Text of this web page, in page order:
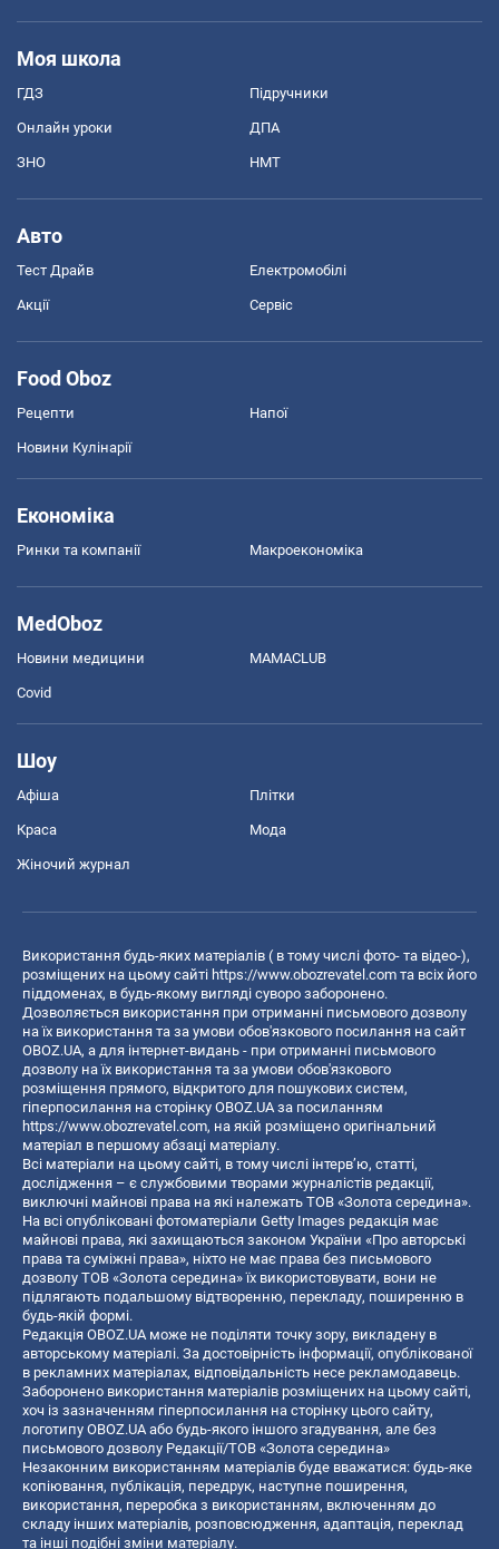
Моя школа
ГДЗ Підручники
Онлайн уроки ДПА
ЗНО НМТ
Авто
Тест Драйв Електромобілі
Акції Сервіс
Food Oboz
Рецепти Напої
Новини Кулінарії
Економіка
Ринки та компанії Макроекономіка
MedOboz
Новини медицини MAMACLUB
Covid
Шоу
Афіша Плітки
Краса Мода
Жіночий журнал
Використання будь-яких матеріалів ( в тому числі фото- та відео-),
розміщених на цьому сайті https://www.obozrevatel.com та всіх його
піддоменах, в будь-якому вигляді суворо заборонено.
Дозволяється використання при отриманні письмового дозволу
на їх використання та за умови обов'язкового посилання на сайт
OBOZ.UA, а для інтернет-видань - при отриманні письмового
дозволу на їх використання та за умови обов'язкового
розміщення прямого, відкритого для пошукових систем,
гіперпосилання на сторінку OBOZ.UA за посиланням
https://www.obozrevatel.com, на якій розміщено оригінальний
матеріал в першому абзаці матеріалу.
Всі матеріали на цьому сайті, в тому числі інтерв’ю, статті,
дослідження – є службовими творами журналістів редакції,
виключні майнові права на які належать ТОВ «Золота середина».
На всі опубліковані фотоматеріали Getty Images редакція має
майнові права, які захищаються законом України «Про авторські
права та суміжні права», ніхто не має права без письмового
дозволу ТОВ «Золота середина» їх використовувати, вони не
підлягають подальшому відтворенню, перекладу, поширенню в
будь-якій формі.
Редакція OBOZ.UA може не поділяти точку зору, викладену в
авторському матеріалі. За достовірність інформації, опублікованої
в рекламних матеріалах, відповідальність несе рекламодавець.
Заборонено використання матеріалів розміщених на цьому сайті,
хоч із зазначенням гіперпосилання на сторінку цього сайту,
логотипу OBOZ.UA або будь-якого іншого згадування, але без
письмового дозволу Редакції/ТОВ «Золота середина»
Незаконним використанням матеріалів буде вважатися: будь-яке
копiювання, публiкацiя, передрук, наступне поширення,
використання, переробка з використанням, включенням до
складу інших матеріалів, розповсюдження, адаптація, переклад
та інші подібні зміни матеріалу.